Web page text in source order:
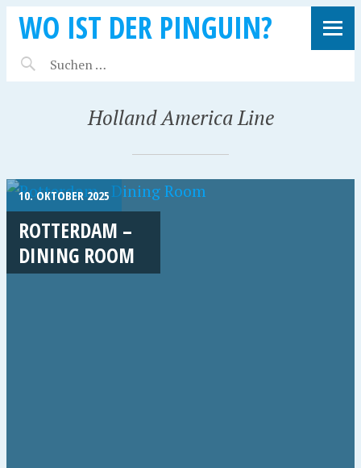
WO IST DER PINGUIN?
Holland America Line
10. OKTOBER 2025
ROTTERDAM –
DINING ROOM